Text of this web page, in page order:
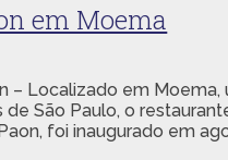
em Moema
– Localizado em Moema,
de São Paulo, o
foi inaugurado em